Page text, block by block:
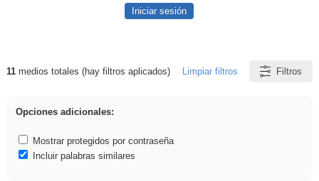
Iniciar sesión
Resultados de: Sistemas Microinformáticos y
11medios totales (hay filtros aplicados) Limpiar filtros Filtros
Opciones adicionales:
Mostrar protegidos por contraseña
Incluir palabras similares